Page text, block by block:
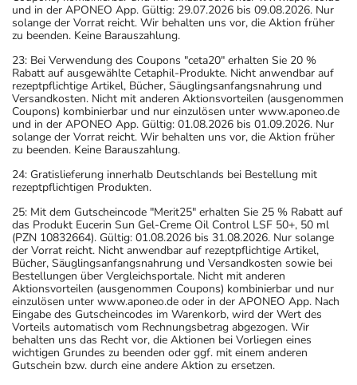
und in der APONEO App. Gültig: 29.07.2026 bis 09.08.2026. Nur
solange der Vorrat reicht. Wir behalten uns vor, die Aktion früher
zu beenden. Keine Barauszahlung.
23: Bei Verwendung des Coupons "ceta20" erhalten Sie 20 %
Rabatt auf ausgewählte Cetaphil-Produkte. Nicht anwendbar auf
rezeptpflichtige Artikel, Bücher, Säuglingsanfangsnahrung und
Versandkosten. Nicht mit anderen Aktionsvorteilen (ausgenommen
Coupons) kombinierbar und nur einzulösen unter www.aponeo.de
und in der APONEO App. Gültig: 01.08.2026 bis 01.09.2026. Nur
solange der Vorrat reicht. Wir behalten uns vor, die Aktion früher
zu beenden. Keine Barauszahlung.
24: Gratislieferung innerhalb Deutschlands bei Bestellung mit
rezeptpflichtigen Produkten.
25: Mit dem Gutscheincode "Merit25" erhalten Sie 25 % Rabatt auf
das Produkt Eucerin Sun Gel-Creme Oil Control LSF 50+, 50 ml
(PZN 10832664). Gültig: 01.08.2026 bis 31.08.2026. Nur solange
der Vorrat reicht. Nicht anwendbar auf rezeptpflichtige Artikel,
Bücher, Säuglingsanfangsnahrung und Versandkosten sowie bei
Bestellungen über Vergleichsportale. Nicht mit anderen
Aktionsvorteilen (ausgenommen Coupons) kombinierbar und nur
einzulösen unter www.aponeo.de oder in der APONEO App. Nach
Eingabe des Gutscheincodes im Warenkorb, wird der Wert des
Vorteils automatisch vom Rechnungsbetrag abgezogen. Wir
behalten uns das Recht vor, die Aktionen bei Vorliegen eines
wichtigen Grundes zu beenden oder ggf. mit einem anderen
Gutschein bzw. durch eine andere Aktion zu ersetzen.